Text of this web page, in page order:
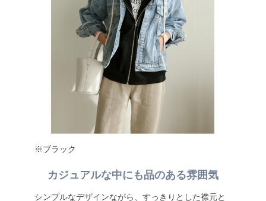
※ブラック
カジュアルな中にも品のある雰囲気
シンプルなデザインながら、すっきりとした襟元と